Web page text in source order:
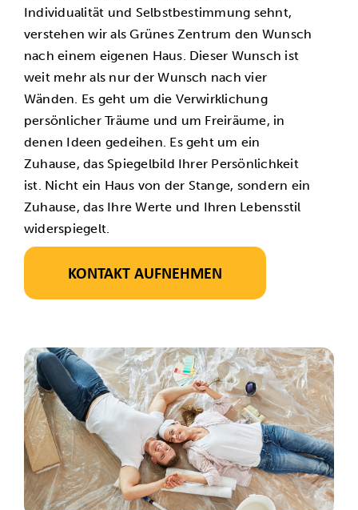
Individualität und Selbstbestimmung sehnt,
verstehen wir als Grünes Zentrum den Wunsch
nach einem eigenen Haus. Dieser Wunsch ist
weit mehr als nur der Wunsch nach vier
Wänden. Es geht um die Verwirklichung
persönlicher Träume und um Freiräume, in
denen Ideen gedeihen. Es geht um ein
Zuhause, das Spiegelbild Ihrer Persönlichkeit
ist. Nicht ein Haus von der Stange, sondern ein
Zuhause, das Ihre Werte und Ihren Lebensstil
widerspiegelt.
KONTAKT AUFNEHMEN